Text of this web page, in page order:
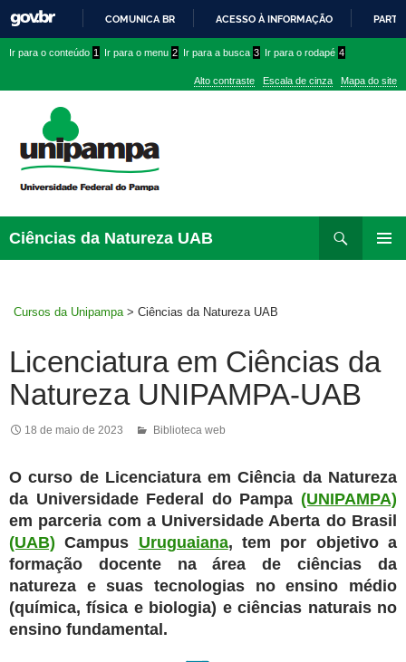
PARA
CONTEÚDO
COMUNICA BR ACESSO À INFORMAÇÃO
conteúdo
menu
superior
menu
Ir para o conteúdo 1 Ir para o menu 2 Ir para a busca 3 Ir para o rodapé 4
Alto contraste Escala de cinza Mapa do site
Ciências da Natureza UAB
Cursos da Unipampa > Ciências da Natureza UAB
Licenciatura em Ciências da
Natureza UNIPAMPA-UAB
18 de maio de 2023 Biblioteca web
O curso de Licenciatura em Ciência da Natureza
da Universidade Federal do Pampa (UNIPAMPA)
em parceria com a Universidade Aberta do Brasil
(UAB) Campus Uruguaiana, tem por objetivo a
formação docente na área de ciências da
natureza e suas tecnologias no ensino médio
(química, física e biologia) e ciências naturais no
ensino fundamental.